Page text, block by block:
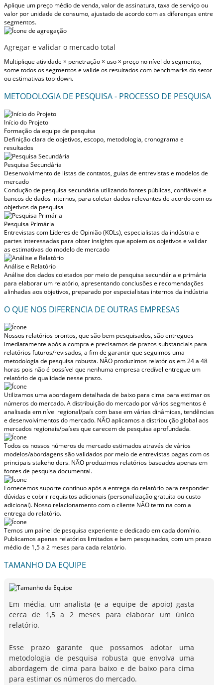
Aplique um preço médio de venda, valor de assinatura, taxa de serviço ou
valor por unidade de consumo, ajustado de acordo com as diferenças entre
segmentos.
Agregar e validar o mercado total
Multiplique atividade × penetração × uso × preço no nível do segmento,
some todos os segmentos e valide os resultados com benchmarks do setor
ou estimativas top-down.
METODOLOGIA DE PESQUISA - PROCESSO DE PESQUISA
Início do Projeto
Formação da equipe de pesquisa
Definição clara de objetivos, escopo, metodologia, cronograma e
resultados
Pesquisa Secundária
Desenvolvimento de listas de contatos, guias de entrevistas e modelos de
mercado
Condução de pesquisa secundária utilizando fontes públicas, confiáveis e
bancos de dados internos, para coletar dados relevantes de acordo com os
objetivos da pesquisa
Pesquisa Primária
Entrevistas com Líderes de Opinião (KOLs), especialistas da indústria e
partes interessadas para obter insights que apoiem os objetivos e validar
as estimativas do modelo de mercado
Análise e Relatório
Análise dos dados coletados por meio de pesquisa secundária e primária
para elaborar um relatório, apresentando conclusões e recomendações
alinhadas aos objetivos, preparado por especialistas internos da indústria
O QUE NOS DIFERENCIA DE OUTRAS EMPRESAS
Nossos relatórios prontos, que são bem pesquisados, são entregues
imediatamente após a compra e precisamos de prazos substanciais para
relatórios futuros/revisados, a fim de garantir que seguimos uma
metodologia de pesquisa robusta. NÃO produzimos relatórios em 24 a 48
horas pois não é possível que nenhuma empresa credível entregue um
relatório de qualidade nesse prazo.
Utilizamos uma abordagem detalhada de baixo para cima para estimar os
números do mercado. A distribuição do mercado por vários segmentos é
analisada em nível regional/país com base em várias dinâmicas, tendências
e desenvolvimentos do mercado. NÃO aplicamos a distribuição global aos
mercados regionais/paísesque carecem de pesquisa aprofundada.
Todos os nossos números de mercado estimados através de vários
modelos/abordagens são validados por meio de entrevistas pagas com os
principais stakeholders. NÃO produzimos relatórios baseados apenas em
fontes de pesquisa documental.
Fornecemos suporte contínuo após a entrega do relatório para responder
dúvidas e cobrir requisitos adicionais (personalização gratuita ou custo
adicional). Nosso relacionamento com o cliente NÃO termina com a
entrega do relatório.
Temos um painel de pesquisa experiente e dedicado em cada domínio.
Publicamos apenas relatórios limitados e bem pesquisados, com um prazo
médio de 1,5 a 2 meses para cada relatório.
TAMANHO DA EQUIPE
Em média, um analista (e a equipe de apoio) gasta
cerca de 1,5 a 2 meses para elaborar um único
relatório.
Esse prazo garante que possamos adotar uma
metodologia de pesquisa robusta que envolva uma
abordagem de cima para baixo e de baixo para cima
para estimar os números do mercado.